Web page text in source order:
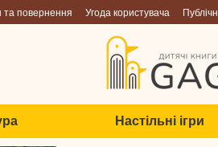
та повернення Угода користувача
Настільні ігри